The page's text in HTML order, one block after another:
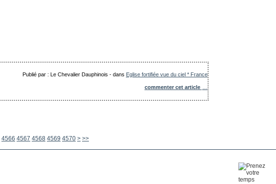
Publié par : Le Chevalier Dauphinois -dans Eglise fortifiée vue du ciel * France
commenter cet article
4566 4567 4568 4569 4570 4580
4590
4600
4700
4800
4900
5000
5100
5200
5300
5400
5500
5600
> >>